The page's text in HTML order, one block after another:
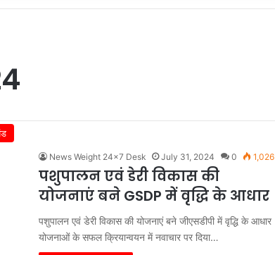
News Weight 24x7 Desk July 31, 2024 0 1,026
पशुपालन एवं डेरी विकास की
योजनाएं बने GSDP में वृद्धि के आधार
पशुपालन एवं डेरी विकास की योजनाएं बने जीएसडीपी में वृद्धि के आधार
योजनाओं के सफल क्रियान्वयन में नवाचार पर दिया…